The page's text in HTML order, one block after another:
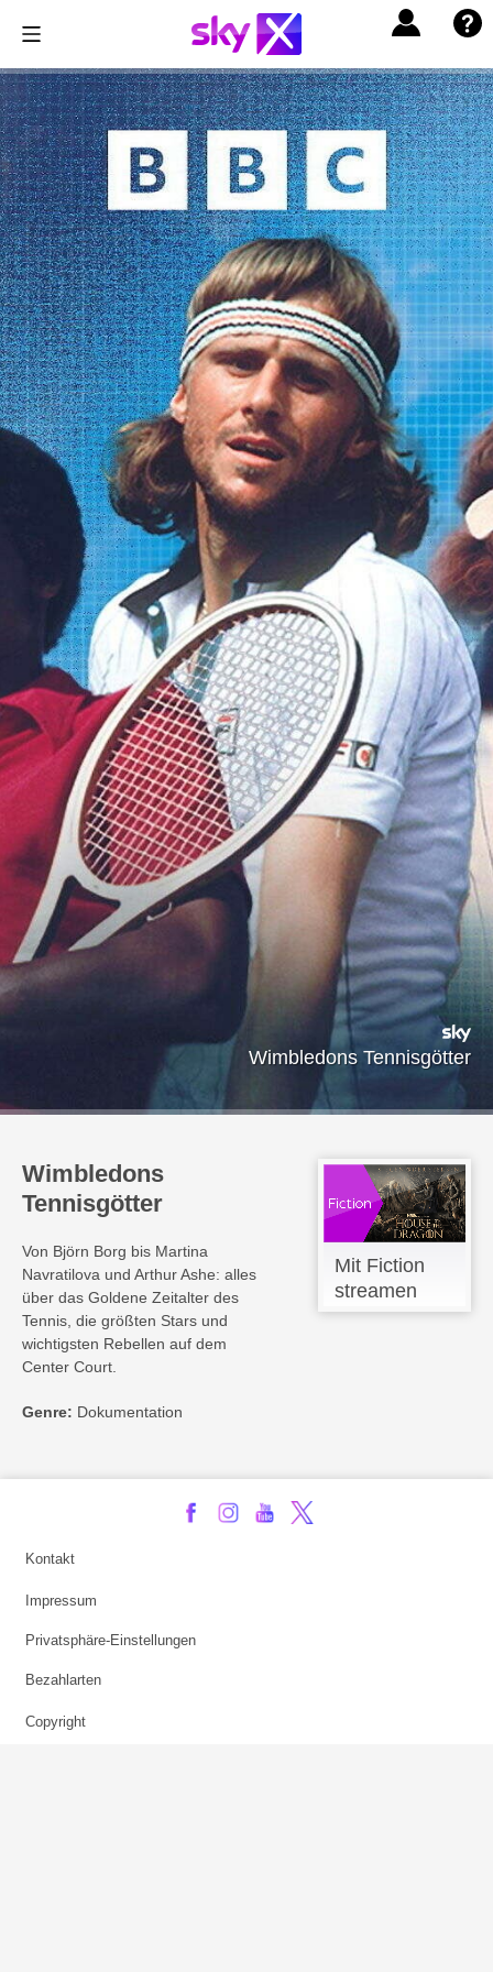
Wimbledons Tennisgötter
Wimbledons
Tennisgötter
Von Björn Borg bis Martina
Navratilova und Arthur Ashe: alles
über das Goldene Zeitalter des
Tennis, die größten Stars und
wichtigsten Rebellen auf dem
Center Court.
Genre: Dokumentation
Mit Fiction
streamen
Kontakt
Impressum
Privatsphäre-Einstellungen
Bezahlarten
Copyright